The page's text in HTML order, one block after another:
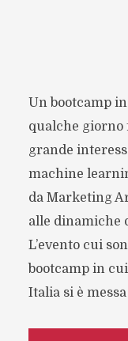
Un bootcamp
qualche giorno
grande
machine
da Marketing
alle dinamiche
L’evento cui
bootcamp in
Italia si è